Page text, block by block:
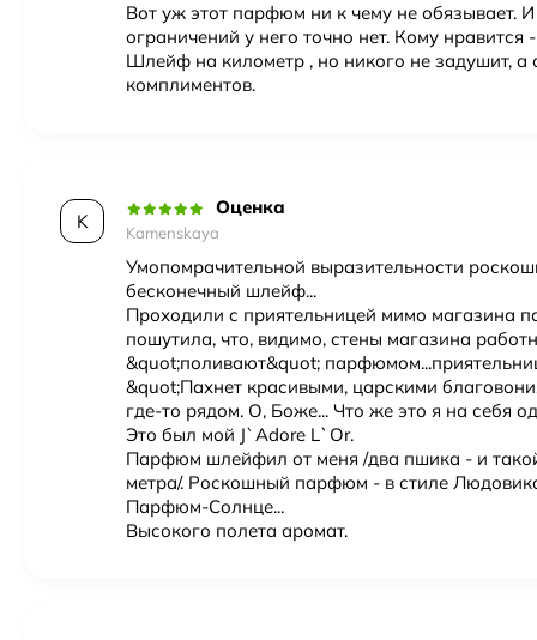
Вот уж этот парфюм ни к чему не обязывает.
ограничений у него точно нет. Кому нравится
Шлейф на километр , но никого не задушит, а
комплиментов.
K
Оценка
Kamenskaya
Умопомрачительной выразительности
бесконечный шлейф...
Проходили с приятельницей мимо магазина
пошутила, что, видимо, стены магазина
&quot;поливают&quot;
&quot;Пахнет красивыми, царскими
где-то рядом. О, Боже... Что же это я на себя
Это был мой J`Adore L`Or.
Парфюм шлейфил от меня /два пшика - и
метра/. Роскошный парфюм - в стиле
Парфюм-Солнце...
Высокого полета аромат.